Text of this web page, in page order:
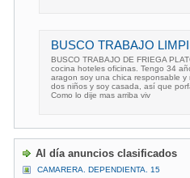
BUSCO TRABAJO
BUSCO TRABAJO DE FRIEGA
cocina hoteles oficinas. Tengo 34
aragon soy una chica responsable y
dos niños y soy casada, así que
Como lo dije mas arriba viv
Al día anuncios clasificados
CAMARERA. DEPENDIENTA. 15